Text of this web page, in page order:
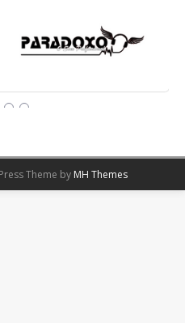
Theme by MH Themes